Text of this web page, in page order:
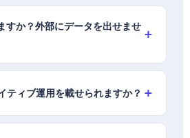
すか？外部にデータを出せませ
ティブ運用を載せられますか？